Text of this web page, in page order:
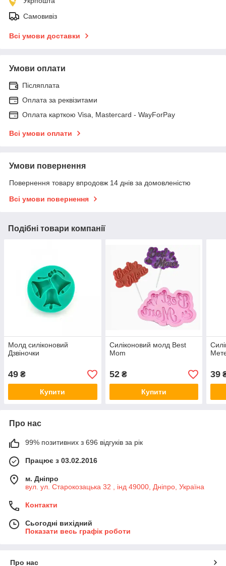
Самовивіз
Всі умови доставки
Умови оплати
Післяплата
Оплата за реквізитами
Оплата карткою Visa, Mastercard - WayForPay
Всі умови оплати
Умови повернення
Повернення товару впродовж 14 днів за домовленістю
Всі умови повернення
Подібні товари компанії
Молд силіконовий
Дзвіночки
49 ₴
Купити
Силіконовий молд Best
Mom
52₴
Купити
39
Про нас
99% позитивних з 696 відгуків за рік
Працює з 03.02.2016
м. Дніпро
вул. ул. Старокозацька 32 , інд 49000, Дніпро, Україна
Контакти
Сьогодні вихідний
Показати весь графік роботи
Про нас